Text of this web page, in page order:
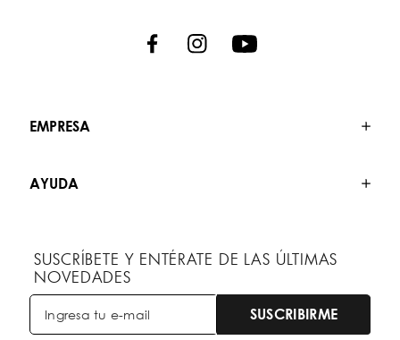
EMPRESA
AYUDA
SUSCRÍBETE Y ENTÉRATE DE LAS ÚLTIMAS
NOVEDADES
SUSCRIBIRME